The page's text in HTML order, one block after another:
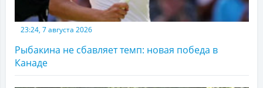
23:24, 7 августа 2026
Рыбакина не сбавляет темп: новая победа в
Канаде